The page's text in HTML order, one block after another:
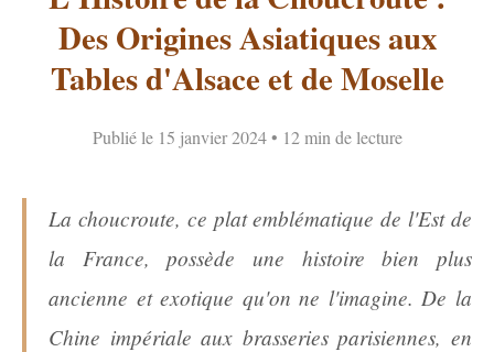
Des Origines Asiatiques aux
Tables d'Alsace et de Moselle
Publié le 15 janvier 2024 • 12 min de lecture
La choucroute, ce plat emblématique de l'Est de
la France, possède une histoire bien plus
ancienne et exotique qu'on ne l'imagine. De la
Chine impériale aux brasseries parisiennes, en